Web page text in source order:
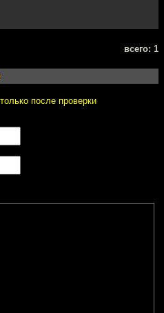
всего: 1
после проверки